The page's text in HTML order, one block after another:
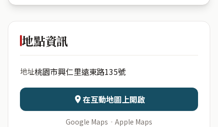
元智生活
日期 出生時辰
地點資訊
地址桃園市興仁里遠東路135號
在互動地圖上開啟
Google Maps · Apple Maps